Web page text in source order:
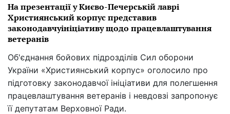
На презентації у Києво-Печерській лаврі
Християнський корпус представив
законодавчуініціативу щодо працевлаштування
ветеранів
Об'єднання бойових підрозділів Сил оборони
України «Християнський корпус» оголосило про
підготовку законодавчої ініціативи для полегшення
працевлаштування ветеранів і невдовзі запропонує
її депутатам Верховної Ради.